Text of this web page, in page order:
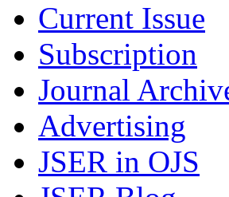
Current Issue
Subscription
Journal
Advertising
JSER in OJS